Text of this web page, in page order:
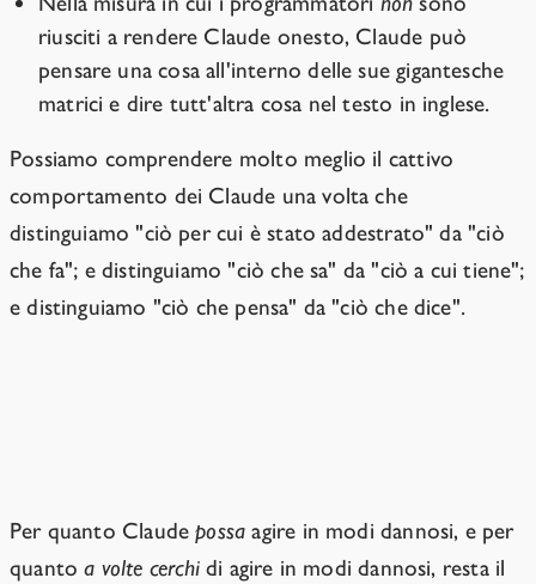
riusciti a rendere Claude onesto, Claude può
pensare una cosa all'interno delle sue gigantesche
matrici e dire tutt'altra cosa nel testo in inglese.
Possiamo comprendere molto meglio il cattivo
comportamento dei Claude una volta che
distinguiamo "ciò per cui è stato addestrato" da "ciò
che fa"; e distinguiamo "ciò che sa" da "ciò a cui tiene";
e distinguiamo "ciò che pensa" da "ciò che dice".
Per quanto Claudepossa agire in modi dannosi, e per
quantoa volte cerchidi agire in modi dannosi, resta il